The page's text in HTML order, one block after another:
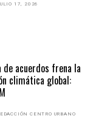
17, 2026
de acuerdos frena la
climática global:
CENTRO URBANO